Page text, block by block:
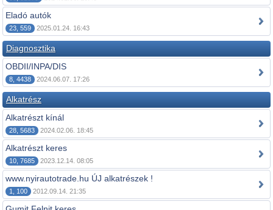
Eladó autók
23, 559 2025.01.24. 16:43
Diagnosztika
OBDII/INPA/DIS
8, 4438 2024.06.07. 17:26
Alkatrész
Alkatrészt kínál
28, 5683 2024.02.06. 18:45
Alkatrészt keres
10, 7685 2023.12.14. 08:05
www.nyirautotrade.hu ÚJ alkatrészek !
1, 100 2012.09.14. 21:35